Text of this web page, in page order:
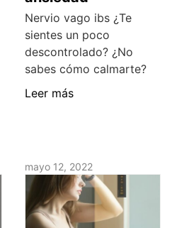
Nervio vago ibs ¿Te
sientes un poco
descontrolado? ¿No
sabes cómo calmarte?
Leer más
mayo 12, 2022